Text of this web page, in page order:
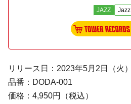
JAZZ Jazz
リリース日：2023年5月2日（火）
品番：DODA-001
価格：4,950円（税込）